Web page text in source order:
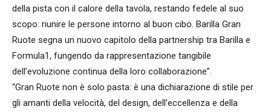
della pista con il calore della tavola, restando fedele al suo
scopo: riunire le persone intorno al buon cibo. Barilla Gran
Ruote segna un nuovo capitolo della partnership tra Barilla e
Formula1, fungendo da rappresentazione tangibile
dell’evoluzione continua della loro collaborazione”.
“Gran Ruote non è solo pasta: è una dichiarazione di stile per
gli amanti della velocità, del design, dell’eccellenza e della